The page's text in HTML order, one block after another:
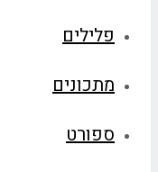
פלילים
מתכונים
ספורט